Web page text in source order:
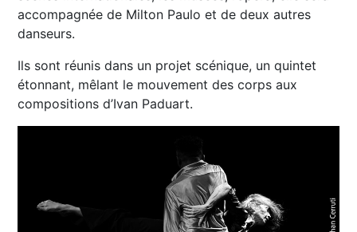
accompagnée de Milton Paulo et de deux autres
danseurs.
Ils sont réunis dans un projet scénique, un quintet
étonnant, mêlant le mouvement des corps aux
compositions d’Ivan Paduart.